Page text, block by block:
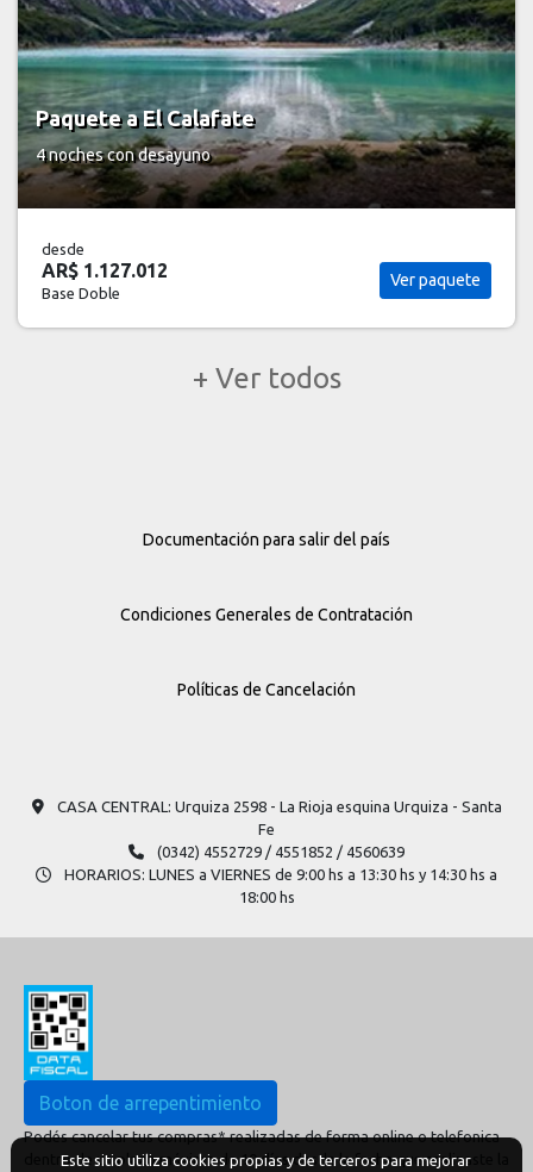
Paquete a El Calafate
4 nochescon desayuno
desde
AR$ 1.127.012
Base Doble
Ver paquete
+ Ver todos
Documentación para salir del país
Condiciones Generales de Contratación
Políticas de Cancelación
CASA CENTRAL: Urquiza 2598​ - La Rioja esquina Urquiza - Santa
Fe
(0342) 4552729 / 4551852 / 4560639
HORARIOS: LUNES a VIERNES de 9:00 hs a 13:30 hs y 14:30 hs a
18:00 hs
Boton de arrepentimiento
Podés cancelar tus compras* realizadas de forma online o telefonica
dentro de un plazo máximo de 10 días desde la fecha que realizaste la
Este sitio utiliza cookies propias y de terceros para mejorar